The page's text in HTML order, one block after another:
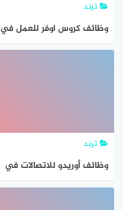
ترند
وظائف كروس اوفر للعمل في
قطر للمواطنين والاجانب
ترند
وظائف أوريدو للاتصالات في
قطر للمواطنين والاجانب